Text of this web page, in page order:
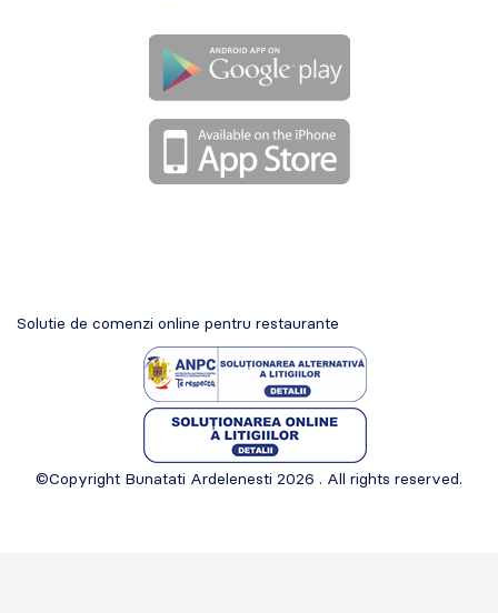
Solutie de comenzi online pentru restaurante
©Copyright Bunatati Ardelenesti 2026 . All rights reserved.